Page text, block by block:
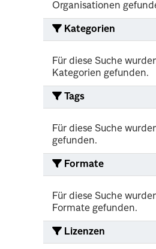
Organisationen
Kategorien
Für diese Suche
Kategorien gefunden.
Tags
Für diese Suche
gefunden.
Formate
Für diese Suche
Formate gefunden.
Lizenzen